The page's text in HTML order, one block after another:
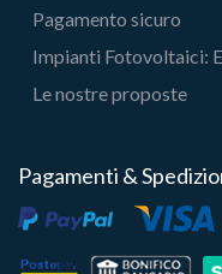
Pagamento sicuro
Impianti Fotovoltaici:
Le nostre proposte
Pagamenti &